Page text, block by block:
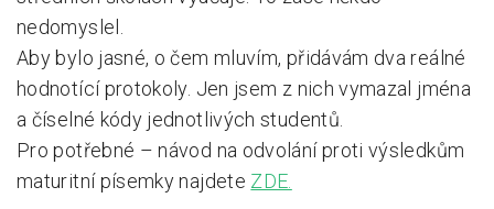
nedomyslel.
Aby bylo jasné, o čem mluvím, přidávám dva reálné
hodnotící protokoly. Jen jsem z nich vymazal jména
a číselné kódy jednotlivých studentů.
Pro potřebné – návod na odvolání proti výsledkům
maturitní písemky najdete ZDE.